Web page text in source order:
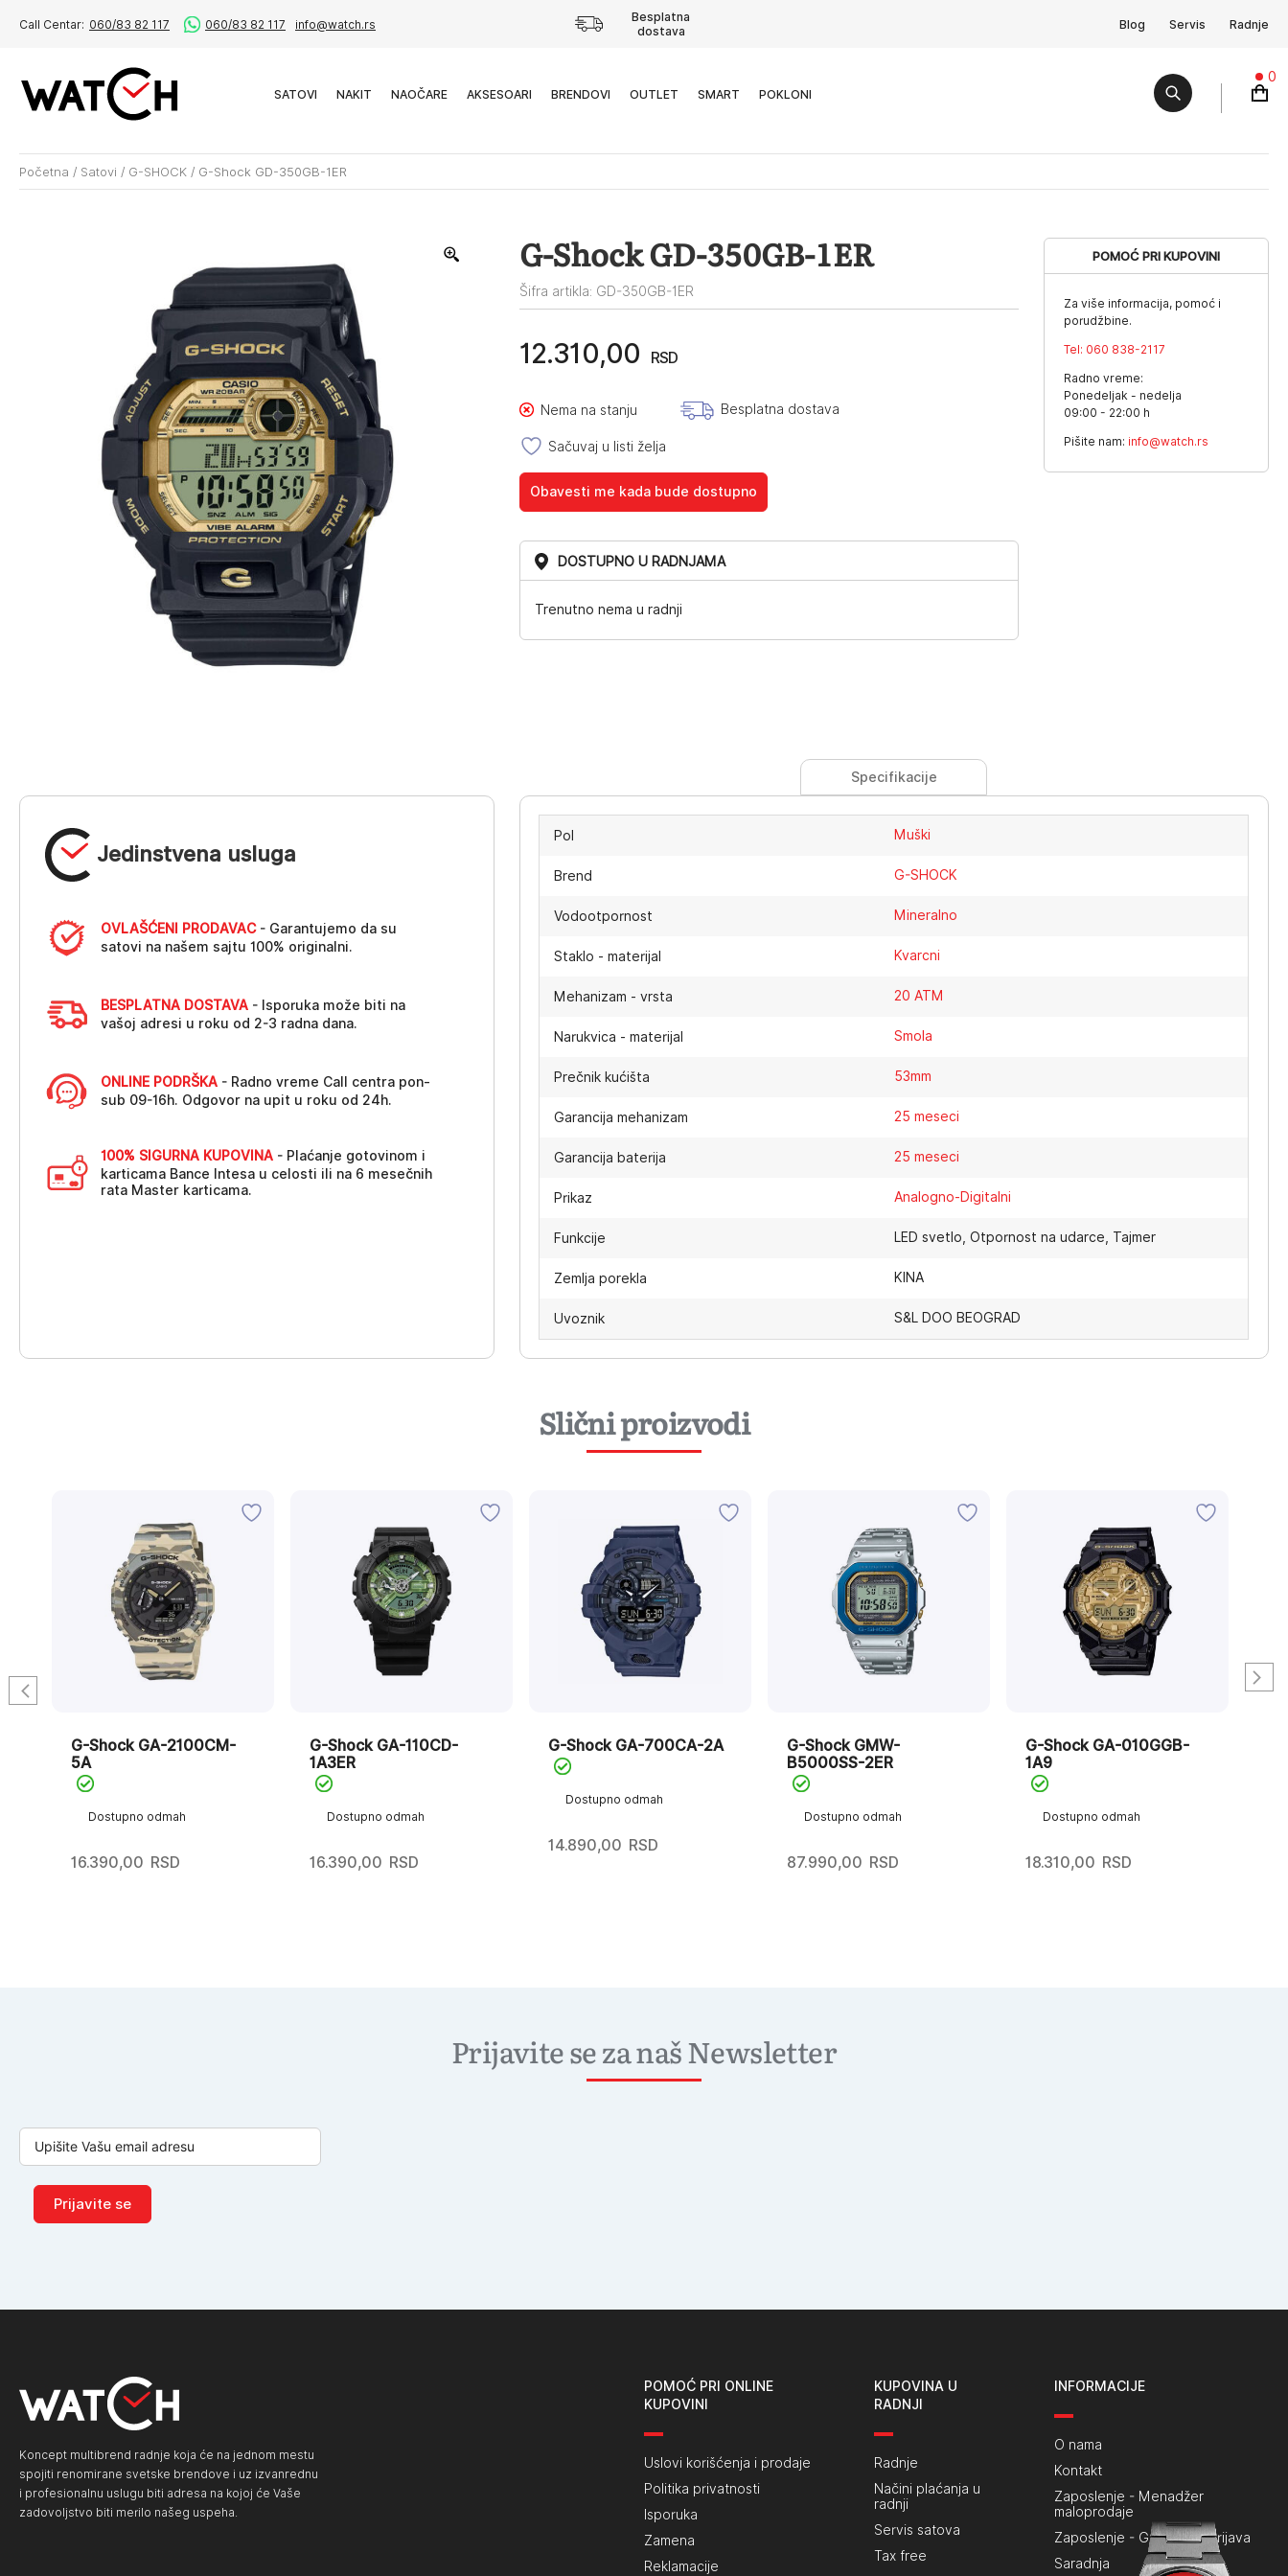
Call Centar: 060/83 82 117 060/83 82 117 info@watch.rs
Besplatna
dostava
Blog Servis Radnje
SATOVI NAKIT NAOČARE AKSESOARI BRENDOVI OUTLET SMART POKLONI
0
Početna / Satovi / G-SHOCK / G-Shock GD-350GB-1ER
G-Shock GD-350GB-1ER
Šifra artikla: GD-350GB-1ER
12.310,00 RSD
Nema na stanju Besplatna dostava
Sačuvaj u listi želja
Obavesti me kada bude dostupno
DOSTUPNO U RADNJAMA
Trenutno nema u radnji
POMOĆ PRI KUPOVINI
Za više informacija, pomoć i
porudžbine.
Tel: 060 838-2117
Radno vreme:
Ponedeljak - nedelja
09:00 - 22:00 h
Pišite nam: info@watch.rs
Jedinstvena usluga
OVLAŠĆENI PRODAVAC- Garantujemo da su
satovi na našem sajtu 100% originalni.
BESPLATNA DOSTAVA - Isporuka može biti na
vašoj adresi u roku od 2-3 radna dana.
ONLINE PODRŠKA - Radno vreme Call centra pon-
sub 09-16h. Odgovor na upit u roku od 24h.
100% SIGURNA KUPOVINA - Plaćanje gotovinom i
karticama Bance Intesa u celosti ili na 6 mesečnih
rata Master karticama.
Specifikacije
Pol Muški
Brend G-SHOCK
Vodootpornost Mineralno
Staklo - materijal Kvarcni
Mehanizam - vrsta 20 ATM
Narukvica - materijal Smola
Prečnik kućišta 53mm
Garancija mehanizam 25 meseci
Garancija baterija 25 meseci
Prikaz Analogno-Digitalni
Funkcije LED svetlo, Otpornost na udarce, Tajmer
Zemlja porekla KINA
Uvoznik S&L DOO BEOGRAD
Slični proizvodi
Dostupno odmah
G-Shock GA-2100CM-
5A
16.390,00 RSD
Dostupno odmah
G-Shock GA-110CD-
1A3ER
16.390,00 RSD
Dostupno odmah
G-Shock GA-700CA-2A
14.890,00 RSD
Dostupno odmah
G-Shock GMW-
B5000SS-2ER
87.990,00 RSD
Dostupno odmah
G-Shock GA-010GGB-
1A9
18.310,00 RSD
Prijavite se za naš Newsletter
Prijavite se
Koncept multibrend radnje koja će na jednom mestu
spojiti renomirane svetske brendove i uz izvanrednu
i profesionalnu uslugu biti adresa na kojoj će Vaše
zadovoljstvo biti merilo našeg uspeha.
POMOĆ PRI ONLINE
KUPOVINI
Uslovi korišćenja i prodaje
Politika privatnosti
Isporuka
Zamena
Reklamacije
KUPOVINA U
RADNJI
Radnje
Načini plaćanja u
radnji
Servis satova
Tax free
INFORMACIJE
O nama
Kontakt
Zaposlenje - Menadžer
maloprodaje
Zaposlenje - Generalna prijava
Saradnja